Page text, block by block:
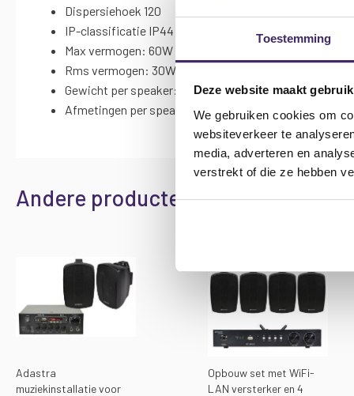
Toestemming
Deze website maakt
We gebruiken cookies om
websiteverkeer te
media, adverteren en
verstrekt of die ze hebben
Dispersiehoek 120
IP-classificatie IP44
Max vermogen: 60W
Rms vermogen: 30W
Gewicht per speaker: 1.23kg
Afmetingen per speaker: 195 x 125 x 125mm
Andere producten die mogelijk
Adastra
muziekinstallatie voor
Opbouw set met WiFi-
LAN versterker en 4